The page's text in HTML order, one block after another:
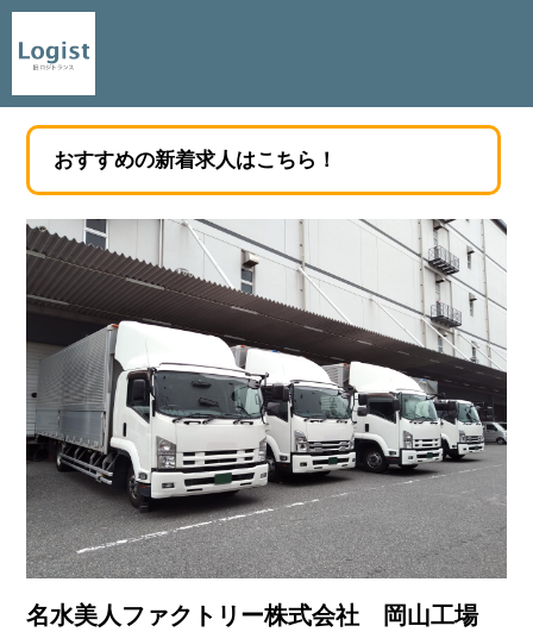
おすすめの新着求人はこちら！
名水美人ファクトリー株式会社 岡山工場